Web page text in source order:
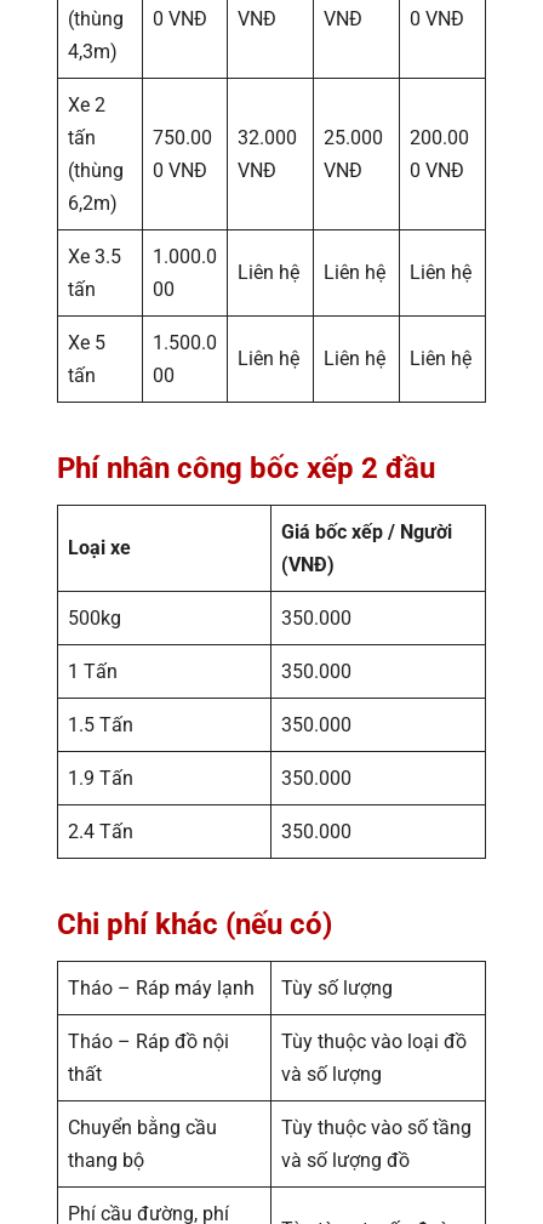
(thùng
4,3m)
0 VNĐ
VNĐ
VNĐ
0 VNĐ
Xe 2
tấn
(thùng
6,2m)
750.00
0 VNĐ
32.000
VNĐ
25.000
VNĐ
200.00
0 VNĐ
Xe 3.5
tấn
1.000.0
00
Liên hệ Liên hệ Liên hệ
Xe 5
tấn
1.500.0
00
Liên hệ Liên hệ Liên hệ
Phí nhân công bốc xếp 2 đầu
Loại xe
Giá bốc xếp / Người
(VNĐ)
500kg 350.000
1 Tấn 350.000
1.5 Tấn 350.000
1.9 Tấn 350.000
2.4 Tấn 350.000
Chi phí khác (nếu có)
Tháo – Ráp máy lạnh Tùy số lượng
Tháo – Ráp đồ nội
thất
Tùy thuộc vào loại đồ
và số lượng
Chuyển bằng cầu
thang bộ
Tùy thuộc vào số tầng
và số lượng đồ
Phí cầu đường, phí